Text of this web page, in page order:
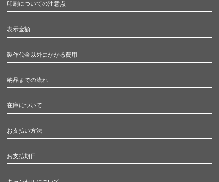
印刷についての注意点
表示金額
製作代金以外にかかる費用
納品までの流れ
在庫について
お支払い方法
お支払期日